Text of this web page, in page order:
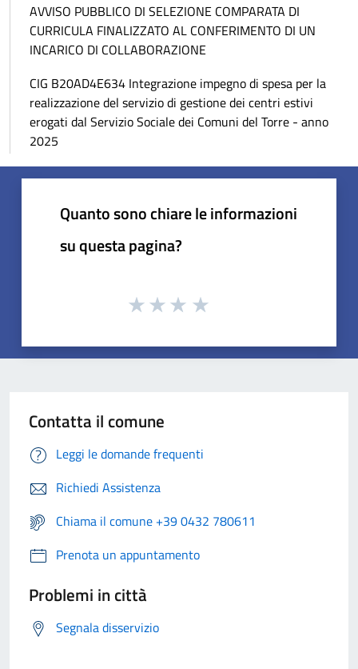
AVVISO PUBBLICO DI SELEZIONE COMPARATA DI
CURRICULA FINALIZZATO AL CONFERIMENTO DI UN
INCARICO DI COLLABORAZIONE
CIG B20AD4E634 Integrazione impegno di spesa per la
realizzazione del servizio di gestione dei centri estivi
erogati dal Servizio Sociale dei Comuni del Torre - anno
2025
Quanto sono chiare le informazioni
su questa pagina?
Contatta il comune
Leggi le domande frequenti
Richiedi Assistenza
Chiama il comune +39 0432 780611
Prenota un appuntamento
Problemi in città
Segnala disservizio